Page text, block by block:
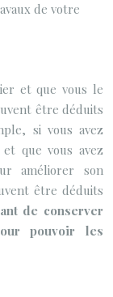
de votre
et que vous le
être déduits
si vous avez
que vous avez
améliorer son
être déduits
de conserver
pouvoir les